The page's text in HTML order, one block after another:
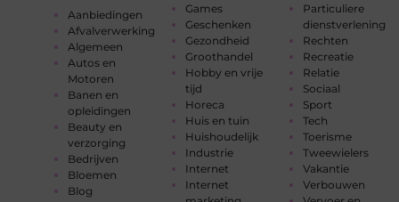
Aanbiedingen
Afvalverwerking
Algemeen
Autos en
Motoren
Banen en
opleidingen
Beauty en
verzorging
Bedrijven
Bloemen
Blog
Games
Geschenken
Gezondheid
Groothandel
Hobby en vrije
tijd
Horeca
Huis en tuin
Huishoudelijk
Industrie
Internet
Internet
Particuliere
dienstverlening
Rechten
Recreatie
Relatie
Sociaal
Sport
Tech
Toerisme
Tweewielers
Vakantie
Verbouwen